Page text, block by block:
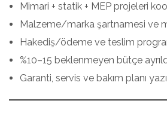
Mimari + statik + MEP projeleri
Malzeme/marka şartnamesi ve
Hakediş/ödeme ve teslim
%10–15 beklenmeyen bütçe
Garanti, servis ve bakım planı